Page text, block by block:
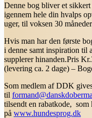
Denne bog bliver et
igennem hele din hvalps
uger, til voksen 30
Hvis man har den første
i denne samt inspiration til
supplerer hinanden.Pris
(levering ca. 2 dage) –
Som medlem af DDK
til
tilsendt en rabatkode,
på www.hundesprog.dk